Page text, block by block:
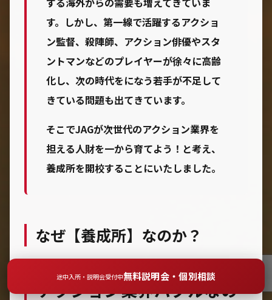
す。しかし、第一線で活躍するアクショ
ン監督、殺陣師、アクション俳優やスタ
ントマンなどのプレイヤーが徐々に高齢
化し、次の時代をになう若手が不足して
きている問題も出てきています。
そこでJAGが次世代のアクション業界を
担える人財を一から育てよう！と考え、
養成所を開校することにいたしました。
なぜ【養成所】なのか？
アクション業界バブルなの
途中入所・説明会受付中無料説明会・個別相談